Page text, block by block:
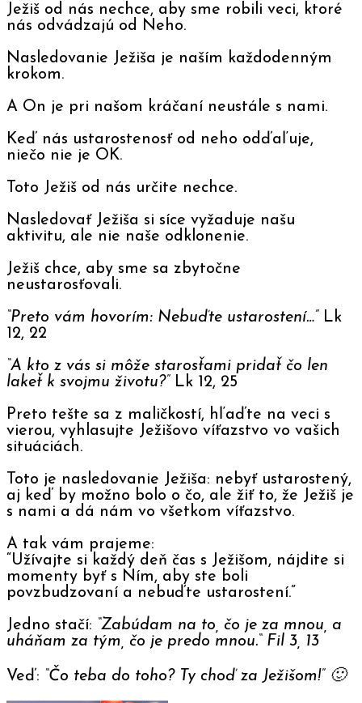
Ježiš od nás nechce, aby sme robili veci, ktoré
nás odvádzajú od Neho.
Nasledovanie Ježiša je naším každodenným
krokom.
A On je pri našom kráčaní neustále s nami.
Keď nás ustarostenosť od neho odďaľuje,
niečo nie je OK.
Toto Ježiš od nás určite nechce.
Nasledovať Ježiša si síce vyžaduje našu
aktivitu, ale nie naše odklonenie.
Ježiš chce, aby sme sa zbytočne
neustarosťovali.
“Preto vám hovorím: Nebuďte ustarostení…” Lk
12, 22
“A kto z vás si môže starosťami pridať čo len
lakeť k svojmu životu?” Lk 12, 25
Preto tešte sa z maličkostí, hľaďte na veci s
vierou, vyhlasujte Ježišovo víťazstvo vo vašich
situáciách.
Toto je nasledovanie Ježiša: nebyť ustarostený,
aj keď by možno bolo o čo, ale žiť to, že Ježiš je
s nami a dá nám vo všetkom víťazstvo.
A tak vám prajeme:
“Užívajte si každý deň čas s Ježišom, nájdite si
momenty byť s Ním, aby ste boli
povzbudzovaní a nebuďte ustarostení.”
Jedno stačí: “Zabúdam na to, čo je za mnou, a
uháňam za tým, čo je predo mnou.“ Fil 3, 13
Veď: “Čo teba do toho? Ty choď za Ježišom!” 🙂